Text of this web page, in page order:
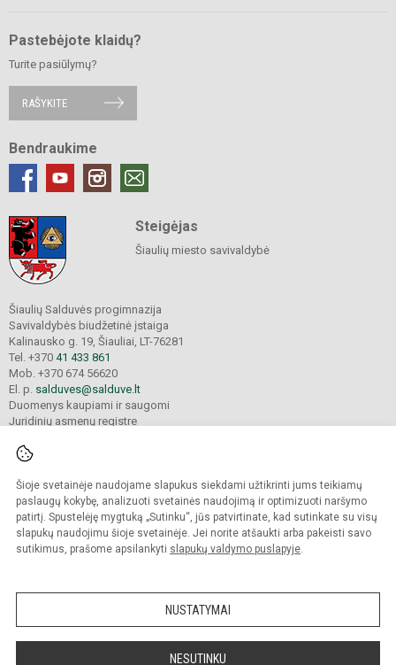
Šioje svetainėje naudojame slapukus siekdami užtikrinti jums teikiamų
paslaugų kokybę, analizuoti svetainės naudojimą ir optimizuoti naršymo
patirtį. Spustelėję mygtuką „Sutinku“, jūs patvirtinate, kad sutinkate su visų
slapukų naudojimu šioje svetainėje. Jei norite atšaukti arba pakeisti savo
sutikimus, prašome apsilankyti slapukų valdymo puslapyje.
NUSTATYMAI
NESUTINKU
Pastebėjote klaidų?
Turite pasiūlymų?
RAŠYKITE
Bendraukime
Steigėjas
Šiaulių miesto savivaldybė
Šiaulių Salduvės progimnazija
Savivaldybės biudžetinė įstaiga
Kalinausko g. 19, Šiauliai, LT-76281
Tel. +370 41 433 861
Mob. +370 674 56620
El. p. salduves@salduve.lt
Duomenys kaupiami ir saugomi
Juridinių asmenų registre
© 2026. Šiaulių Salduvės progimnazija. Visos teisės saugomos.
Kopijuoti turinį be raštiško įstaigos administracijos sutikimo griežtai draudžiama.